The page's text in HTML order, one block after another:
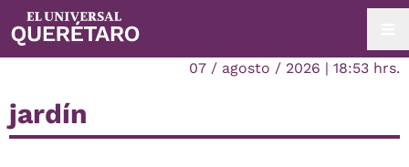
07 / agosto / 2026 | 18:53 hrs.
jardín